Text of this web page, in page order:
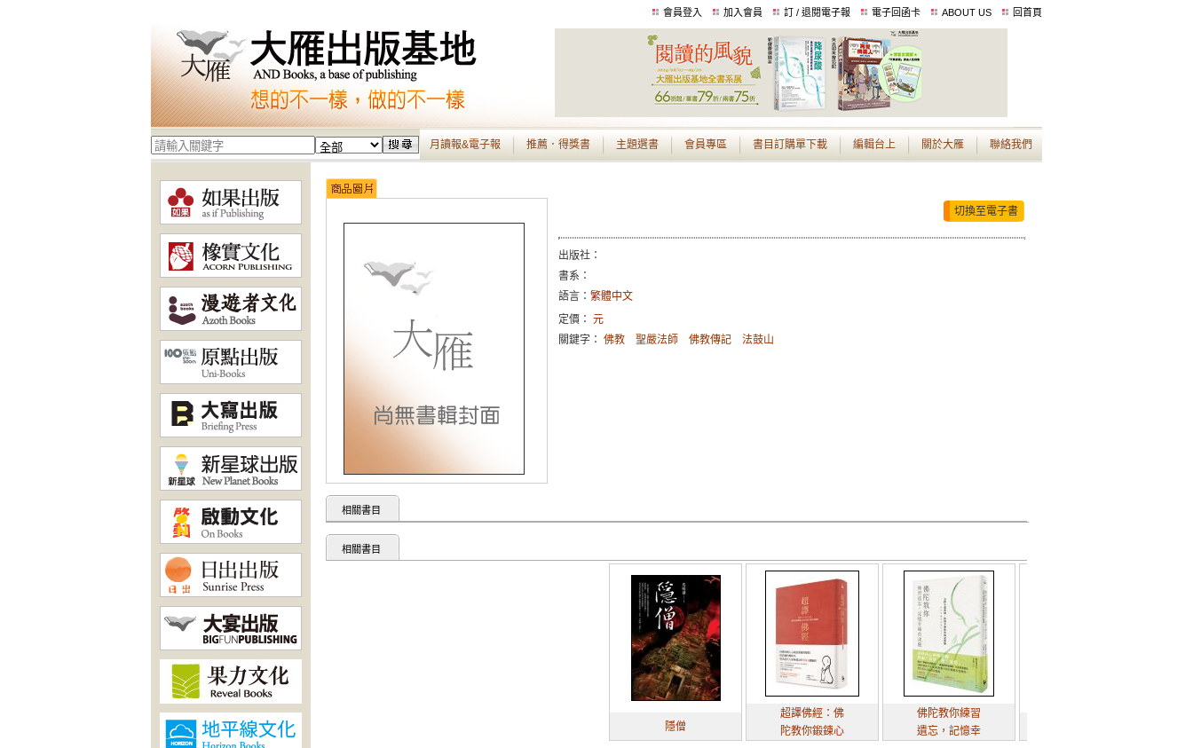
會員登入 加入會員 訂 / 退閱電子報 電子回函卡 ABOUT US 回首頁
月讀報&電子報 推薦．得獎書 主題選書 會員專區 書目訂購單下載 編輯台上 關於大雁 聯絡我們
切換至電子書
出版社：
書系：
語言： 繁體中文
定價： 元
關鍵字： 佛教 聖嚴法師 佛教傳記 法鼓山
相關書目
相關書目
超譯佛經：佛
陀教你鍛鍊心
佛陀教你練習
遺忘，記憶幸